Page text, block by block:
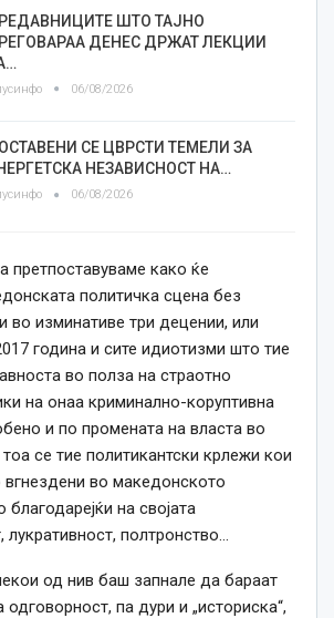
ШТО ТАЈНО
ДЕНЕС ДРЖАТ ЛЕКЦИИ
06/08/2026
СЕ ЦВРСТИ ТЕМЕЛИ ЗА
НЕЗАВИСНОСТ НА…
06/08/2026
како ќе
политичка сцена без
во изминативе три децении, или
година и сите идиотизми што тие
во полза на страотно
на онаа криминално-коруптивна
и по промената на власта во
се тие политикантски крлежи кои
во македонското
на својата
полтронство…
од нив баш запнале да бараат
одговорност, па дури и „историска“,